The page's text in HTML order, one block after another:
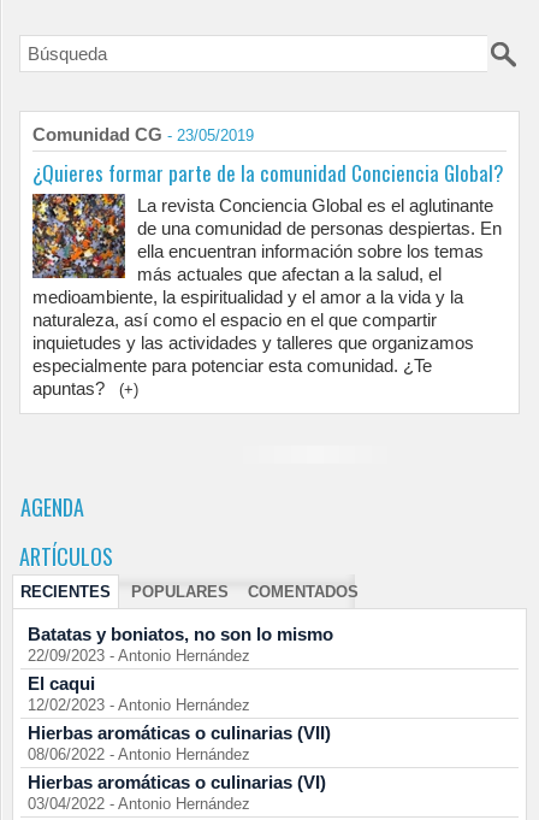
Comunidad CG - 23/05/2019
¿Quieres formar parte de la comunidad Conciencia Global?
La revista Conciencia Global es el aglutinante
de una comunidad de personas despiertas. En
ella encuentran información sobre los temas
más actuales que afectan a la salud, el
medioambiente, la espiritualidad y el amor a la vida y la
naturaleza, así como el espacio en el que compartir
inquietudes y las actividades y talleres que organizamos
especialmente para potenciar esta comunidad. ¿Te
apuntas?
(+)
AGENDA
ARTÍCULOS
RECIENTES POPULARES COMENTADOS
Batatas y boniatos, no son lo mismo
22/09/2023 - Antonio Hernández
El caqui
12/02/2023 - Antonio Hernández
Hierbas aromáticas o culinarias (VII)
08/06/2022 - Antonio Hernández
Hierbas aromáticas o culinarias (VI)
03/04/2022 - Antonio Hernández